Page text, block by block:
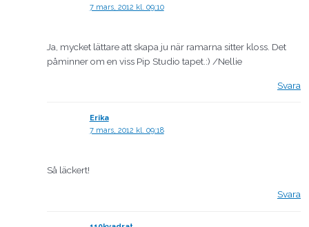
7 mars, 2012 kl. 09:10
Ja, mycket lättare att skapa ju när ramarna sitter kloss. Det
påminner om en viss Pip Studio tapet.:) /Nellie
Svara
Erika
7 mars, 2012 kl. 09:18
Så läckert!
Svara